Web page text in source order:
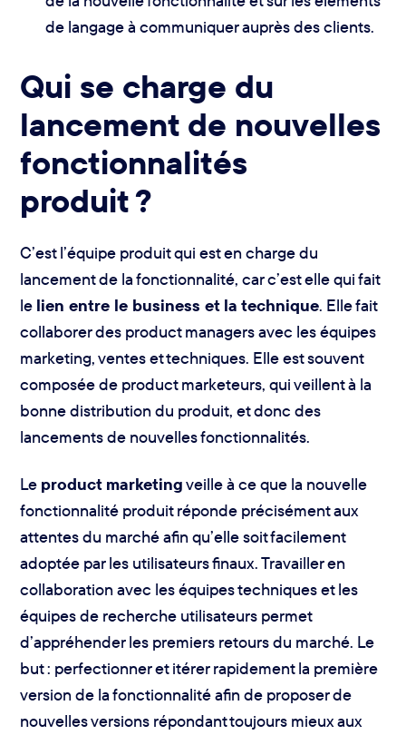
de langage à communiquer auprès des clients.
Qui se charge du
lancement de nouvelles
fonctionnalités
produit ?
C’est l’équipe produit qui est en charge du
lancement de la fonctionnalité, car c’est elle qui fait
le lien entre le business et la technique. Elle fait
collaborer des product managers avec les équipes
marketing, ventes et techniques. Elle est souvent
composée de product marketeurs, qui veillent à la
bonne distribution du produit, et donc des
lancements de nouvelles fonctionnalités.
Le product marketingveille à ce que la nouvelle
fonctionnalité produit réponde précisément aux
attentes du marché afin qu’elle soit facilement
adoptée par les utilisateurs finaux. Travailler en
collaboration avec les équipes techniques et les
équipes de recherche utilisateurs permet
d’appréhender les premiers retours du marché. Le
but : perfectionner et itérer rapidement la première
version de la fonctionnalité afin de proposer de
nouvelles versions répondant toujours mieux aux